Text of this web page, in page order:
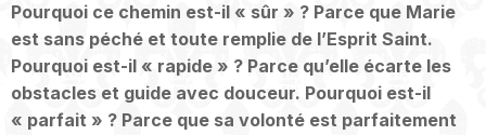
Pourquoi ce chemin est-il « sûr » ? Parce que Marie
est sans péché et toute remplie de l’Esprit Saint.
Pourquoi est-il « rapide » ? Parce qu’elle écarte les
obstacles et guide avec douceur. Pourquoi est-il
« parfait » ? Parce que sa volonté est parfaitement